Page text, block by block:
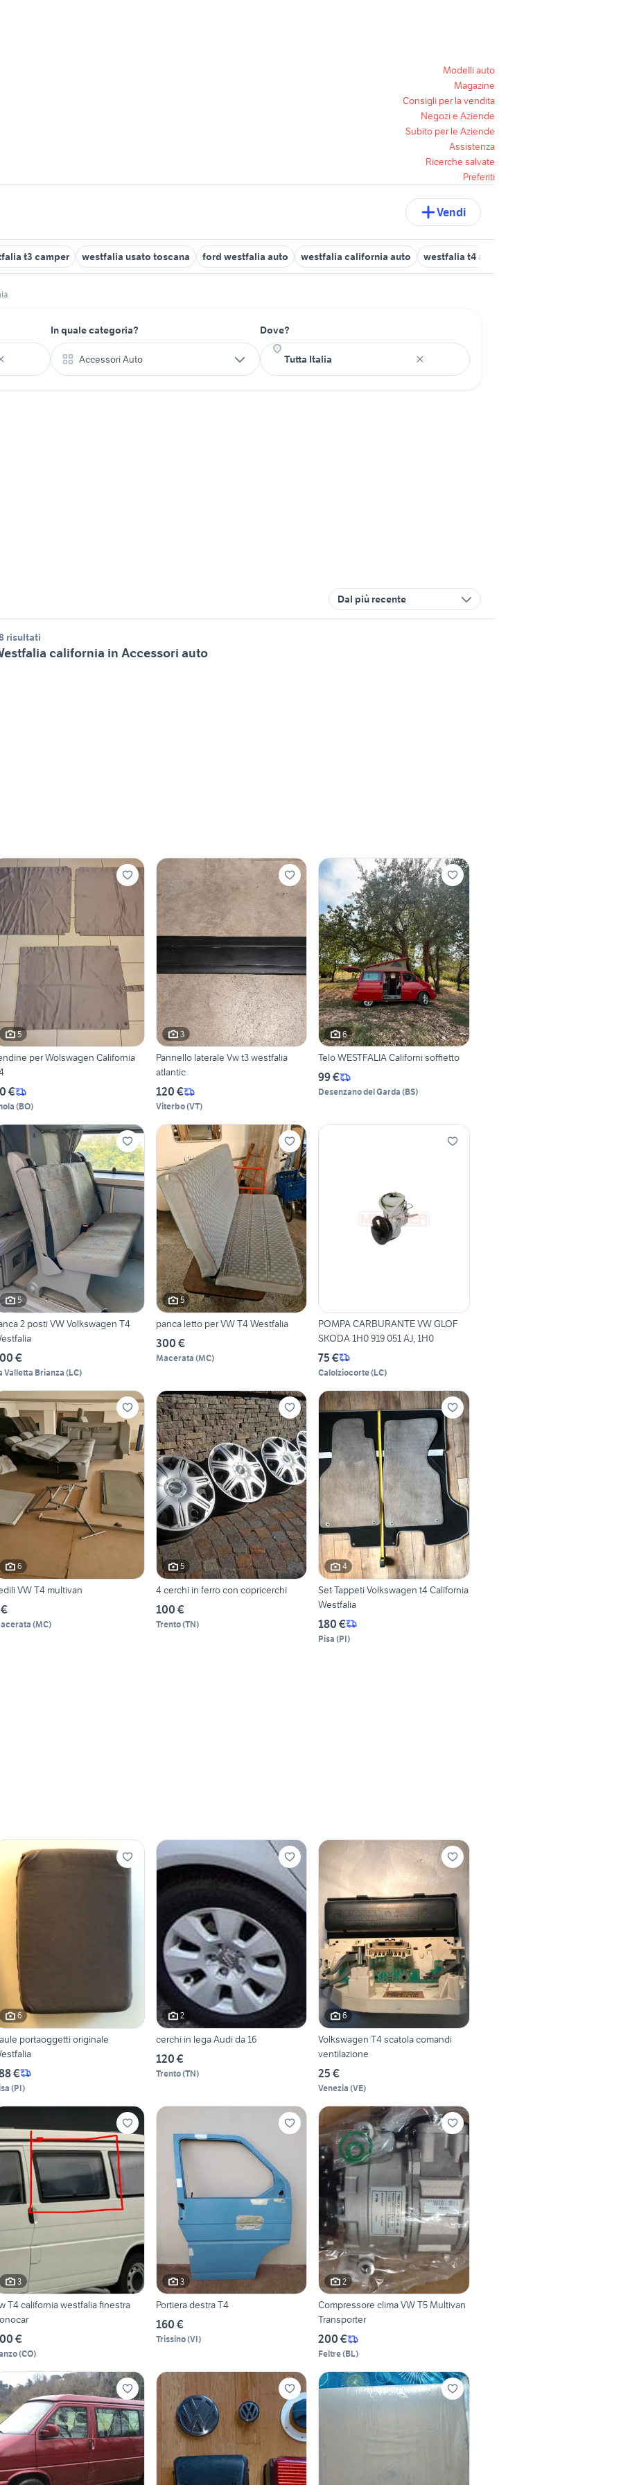
Modelli auto
Magazine
Consigli per la vendita
Negozi e Aziende
Subito per le Aziende
Assistenza
Ricerche salvate
Preferiti
Vendi
t3 camper westfalia usato toscana ford westfalia auto westfalia california auto westfalia t4 accessori auto
In quale categoria?
Accessori Auto
Dove?
Dal più recente
risultati
california in Accessori auto
5
per Wolswagen California
€
(BO)
3
Pannello laterale Vw t3 westfalia
atlantic
120 €
Viterbo(VT)
6
Telo WESTFALIA Californi soffietto
99 €
Desenzano del Garda (BS)
5
2 posti VW Volkswagen T4
€
Valletta Brianza (LC)
5
panca letto per VW T4 Westfalia
300 €
Macerata (MC)
POMPA CARBURANTE VW GLOF
SKODA 1H0 919 051 AJ, 1H0
75 €
Calolziocorte(LC)
6
VW T4 multivan
(MC)
5
4 cerchi in ferro con copricerchi
100 €
Trento(TN)
4
Set Tappeti Volkswagen t4 California
Westfalia
180 €
Pisa (PI)
6
portaoggetti originale
€
(PI)
2
cerchi in lega Audi da 16
120 €
Trento(TN)
6
Volkswagen T4 scatola comandi
ventilazione
25 €
Venezia (VE)
3
T4 california westfalia finestra
€
(CO)
3
Portiera destra T4
160 €
Trissino(VI)
2
Compressore clima VW T5 Multivan
Transporter
200 €
Feltre(BL)